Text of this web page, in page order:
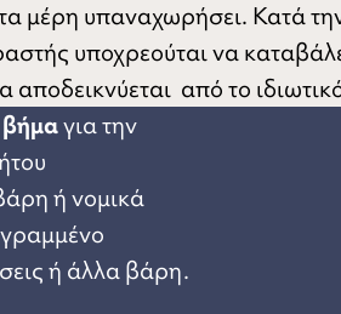
μέρη υπαναχωρήσει. Κατά
υποχρεούται να
αποδεικνύεται από το
βήμαγια την
ή νομικά
ή άλλα βάρη.